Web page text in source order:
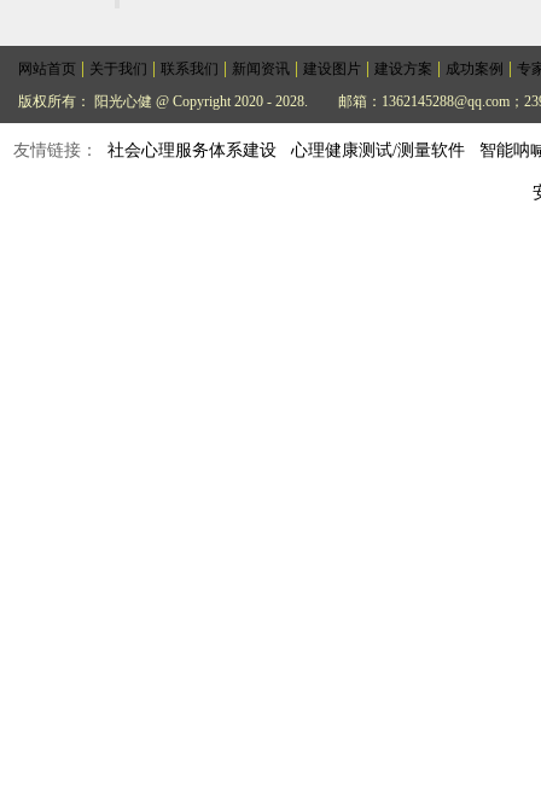
网站首页 关于我们 联系我们 新闻资讯 建设图片 建设方案 成功案例
专
版权所有： 阳光心健 @ Copyright 2020 - 2028.
邮箱：1362145288@qq.com；
友情链接： 社会心理服务体系建设 心理健康测试/测量软件 智能呐